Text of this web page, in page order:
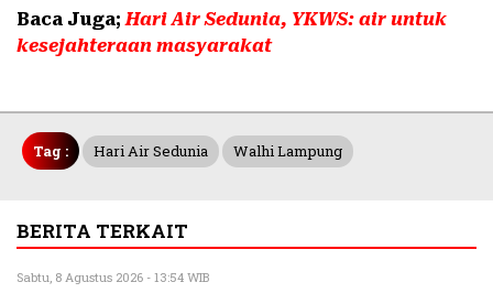
Baca Juga;Hari Air Sedunia, YKWS: air untuk
kesejahteraan masyarakat
Tag : Hari Air Sedunia Walhi Lampung
BERITA TERKAIT
Sabtu, 8 Agustus 2026 - 13:54 WIB